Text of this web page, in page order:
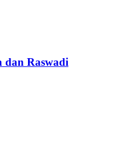
dan Raswadi